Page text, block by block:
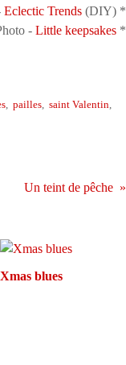
Eclectic Trends (DIY) *
- Little keepsakes *
, pailles, saint Valentin,
Un teint de pêche
Xmas blues